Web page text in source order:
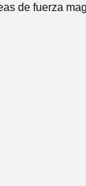
de fuerza